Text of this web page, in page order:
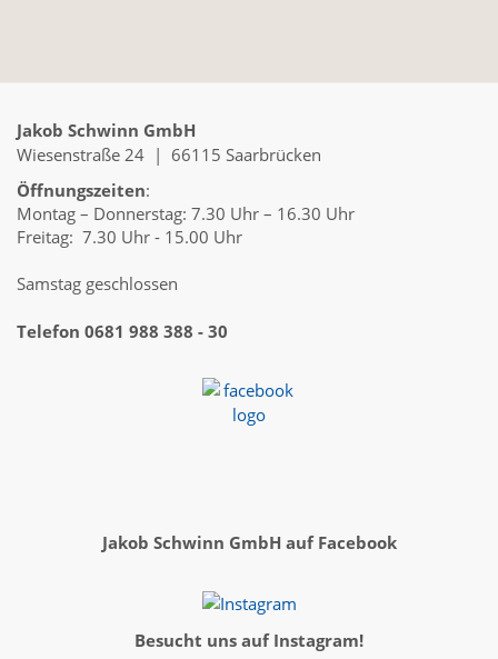
Jakob Schwinn GmbH
Wiesenstraße 24 | 66115 Saarbrücken
Öffnungszeiten:
Montag – Donnerstag: 7.30 Uhr – 16.30 Uhr
Freitag: 7.30 Uhr - 15.00 Uhr
Samstag geschlossen
Telefon 0681 988 388 - 30
Jakob Schwinn GmbH auf Facebook
Besucht uns auf Instagram!